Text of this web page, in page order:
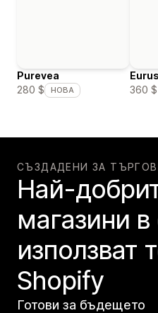
Purevea
280 $
НОВА
Eurus
360 $
СЪЗДАДЕНИ ЗА
Най-
магазини в
използват
Shopify
Готови за бъдещето